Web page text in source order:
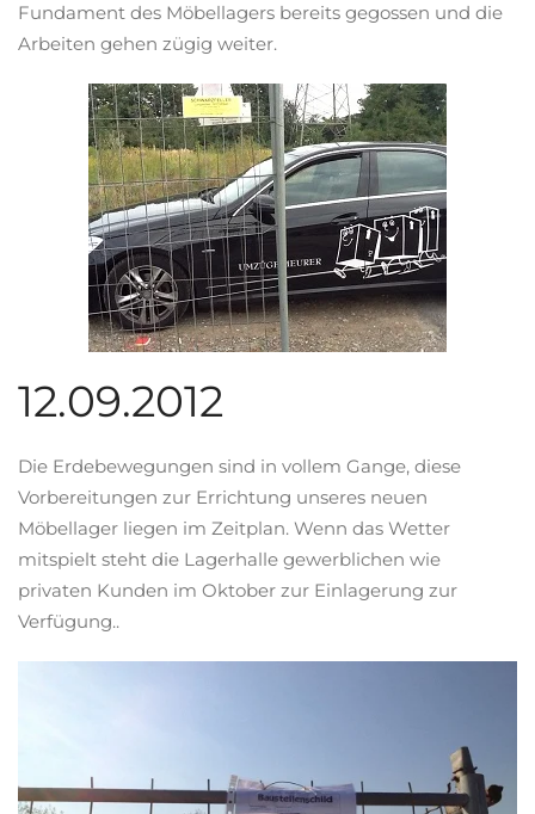
Fundament des Möbellagers bereits gegossen und die
Arbeiten gehen zügig weiter.
12.09.2012
Die Erdebewegungen sind in vollem Gange, diese
Vorbereitungen zur Errichtung unseres neuen
Möbellager liegen im Zeitplan. Wenn das Wetter
mitspielt steht die Lagerhalle gewerblichen wie
privaten Kunden im Oktober zur Einlagerung zur
Verfügung..